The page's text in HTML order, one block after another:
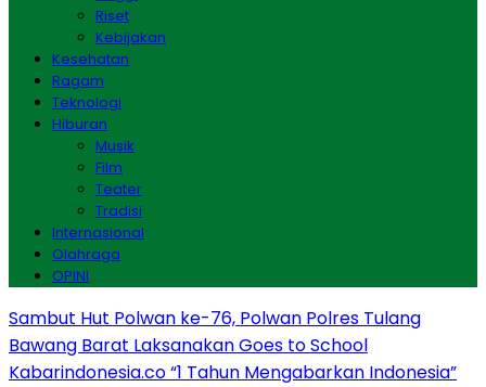
Riset
Kebijakan
Kesehatan
Ragam
Teknologi
Hiburan
Musik
Film
Teater
Tradisi
Internasional
Olahraga
OPINI
Sambut Hut Polwan ke-76, Polwan Polres Tulang
Bawang Barat Laksanakan Goes to School
Kabarindonesia.co “1 Tahun Mengabarkan Indonesia”